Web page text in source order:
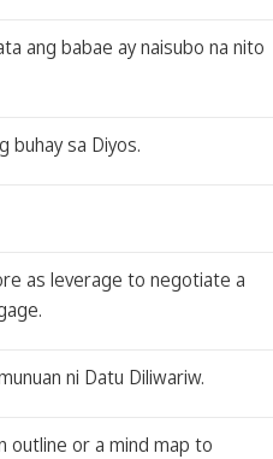
ang babae ay naisubo na nito
buhay sa Diyos.
as leverage to negotiate a
ni Datu Diliwariw.
outline or a mind map to